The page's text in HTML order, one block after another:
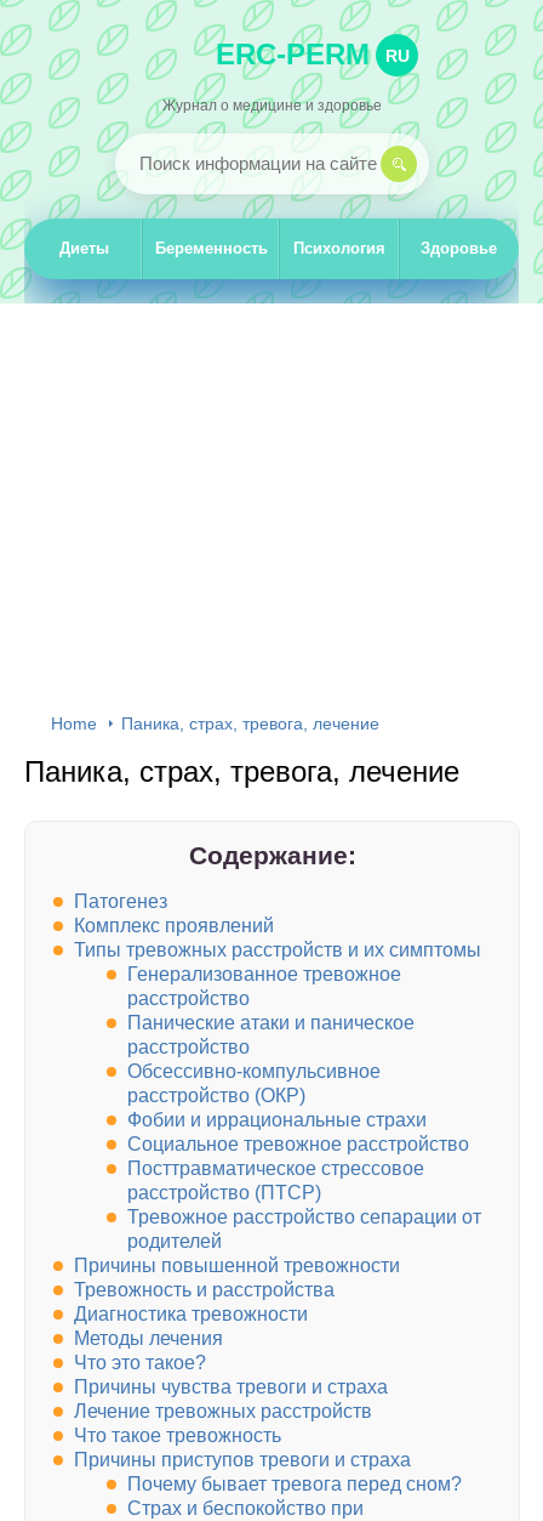
ERC-PERM RU
Журнал о медицине и здоровье
Диеты Беременность Психология Здоровье
Home Паника, страх, тревога, лечение
Паника, страх, тревога, лечение
Содержание:
Патогенез
Комплекс проявлений
Типы тревожных расстройств и их симптомы
Генерализованное тревожное
расстройство
Панические атаки и паническое
расстройство
Обсессивно-компульсивное
расстройство (ОКР)
Фобии и иррациональные страхи
Социальное тревожное расстройство
Посттравматическое стрессовое
расстройство (ПТСР)
Тревожное расстройство сепарации от
родителей
Причины повышенной тревожности
Тревожность и расстройства
Диагностика тревожности
Методы лечения
Что это такое?
Причины чувства тревоги и страха
Лечение тревожных расстройств
Что такое тревожность
Причины приступов тревоги и страха
Почему бывает тревога перед сном?
Страх и беспокойство при